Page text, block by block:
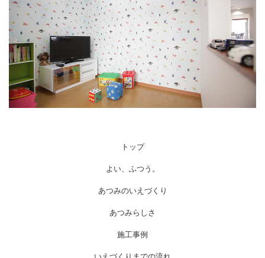
トップ
よい、ふつう。
あつみのいえづくり
あつみらしさ
施工事例